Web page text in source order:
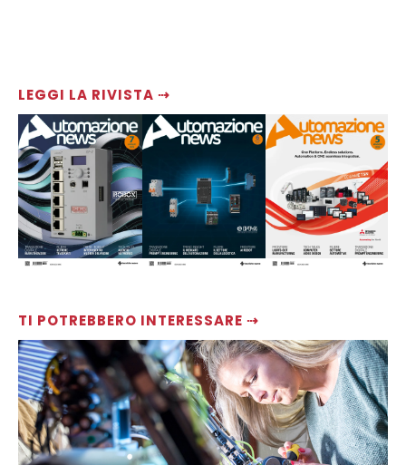
LEGGI LA RIVISTA ⇢
TI POTREBBERO INTERESSARE ⇢